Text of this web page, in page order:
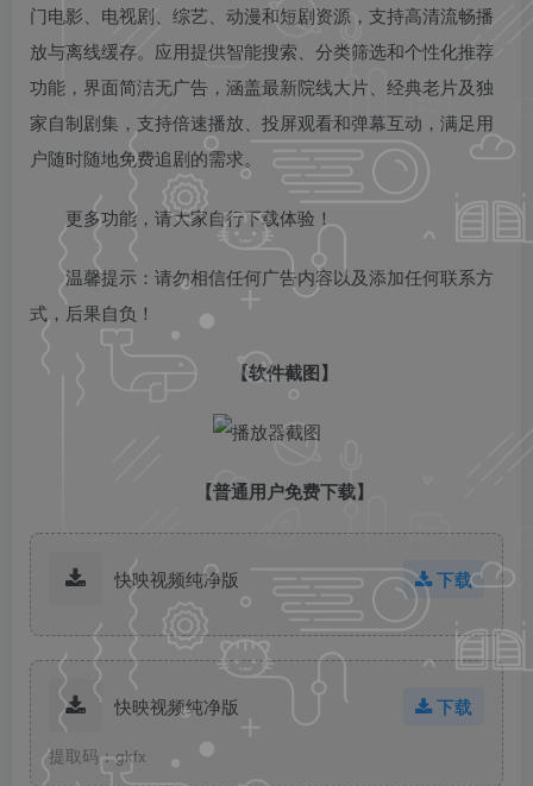
门电影、电视剧、综艺、动漫和短剧资源，支持高清流畅播
放与离线缓存。应用提供智能搜索、分类筛选和个性化推荐
功能，界面简洁无广告，涵盖最新院线大片、经典老片及独
家自制剧集，支持倍速播放、投屏观看和弹幕互动，满足用
户随时随地免费追剧的需求。
更多功能，请大家自行下载体验！
温馨提示：请勿相信任何广告内容以及添加任何联系方
式，后果自负！
【软件截图】
【普通用户免费下载】
快映视频纯净版 下载
快映视频纯净版 下载
提取码：gkfx